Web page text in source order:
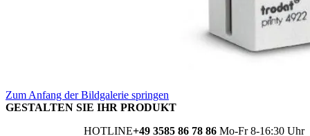
Zum Anfang der Bildgalerie springen
GESTALTEN SIE IHR PRODUKT
HOTLINE+49 3585 86 78 86 Mo-Fr 8-16:30 Uhr